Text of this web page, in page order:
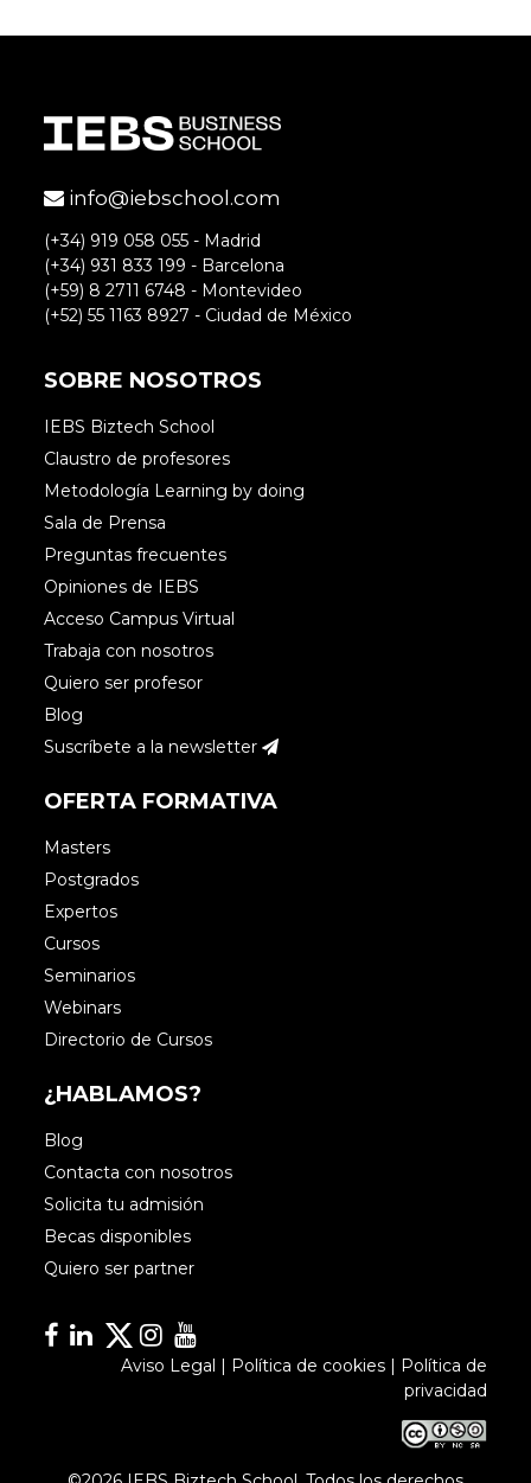
si cae puede ser un caos recuperar
Carlos no debe cundir el pánico,
recuperar todos los datos. Y como
buscadores alternativos me gustan
DuckDuckGo y Ecosia.
info@iebschool.com
(+34) 919 058 055 - Madrid
(+34) 931 833 199 - Barcelona
(+59) 8 2711 6748 - Montevideo
(+52) 55 1163 8927 - Ciudad de México
SOBRE NOSOTROS
IEBS Biztech School
Claustro de profesores
Metodología Learning by doing
Sala de Prensa
Preguntas frecuentes
Opiniones de IEBS
Acceso Campus Virtual
Trabaja con nosotros
Quiero ser profesor
Blog
Suscríbete a la newsletter
OFERTA FORMATIVA
Masters
Postgrados
Expertos
Cursos
Seminarios
Webinars
Directorio de Cursos
¿HABLAMOS?
Blog
Contacta con nosotros
Solicita tu admisión
Becas disponibles
Quiero ser partner
Facebook
Linkedin
Linkedin
Instagram
Aviso Legal | Política de cookies| Política de
privacidad